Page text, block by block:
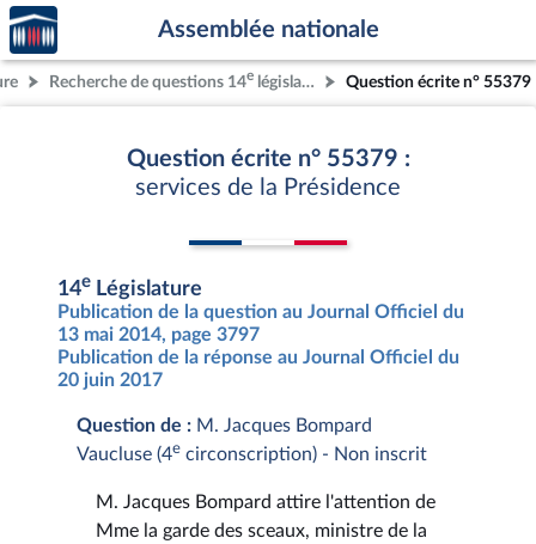
Aller au contenu
Aller en bas de la page
Accèder
à la
page
d'accueil
Assemblée nationale
Recherche de questions 14e législature Question écrite n° 55379
Question écrite n° 55379 :
services de la Présidence
14e Législature
Publication de la question au Journal Officiel du
13 mai 2014, page 3797
Publication de la réponse au Journal Officiel du
20 juin 2017
Question de : M. Jacques Bompard
Vaucluse (4e circonscription) - Non inscrit
M. Jacques Bompard attire l'attention de
Mme la garde des sceaux, ministre de la